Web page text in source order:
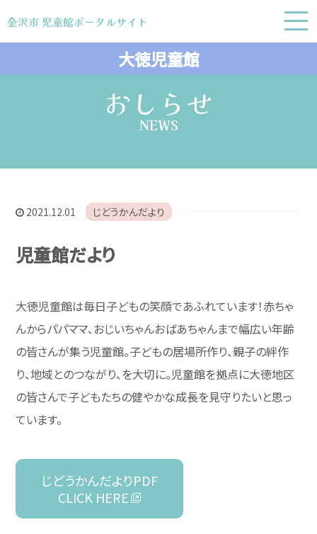
金沢市 児童館ポータルサイト
金沢市 児童館ポータルサイト
おしらせ
NEWS
2021.12.01 じどうかんだより
児童館だより
大徳児童館は毎日子どもの笑顔であふれています！赤ちゃ
んからパパママ、おじいちゃんおばあちゃんまで幅広い年齢
の皆さんが集う児童館。子どもの居場所作り、親子の絆作
り、地域とのつながり、を大切に。児童館を拠点に大徳地区
の皆さんで子どもたちの健やかな成長を見守りたいと思っ
ています。
じどうかんだよりPDF
CLICK HERE
大徳児童館